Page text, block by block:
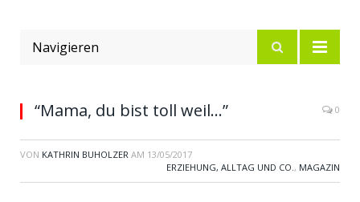
Navigieren
“Mama, du bist toll weil…” 0
VON KATHRIN BUHOLZER AM 13/05/2017
ERZIEHUNG, ALLTAG UND CO., MAGAZIN